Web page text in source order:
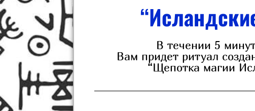
В течении 5
Вам придет ритуал
“Щепотка магии